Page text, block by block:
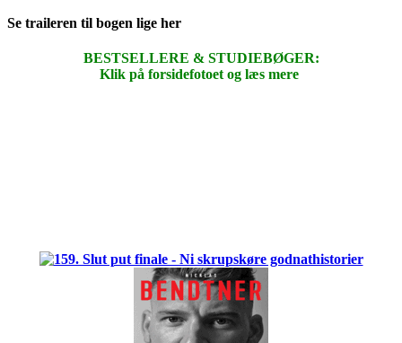
Se traileren til bogen lige her
BESTSELLERE & STUDIEBØGER:
Klik på forsidefotoet og læs mere